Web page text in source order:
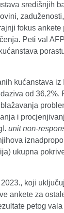
središnjih
fokus
Peti val
kućanstava
od
i
unit non-
ukupna
koji
ankete za
petog